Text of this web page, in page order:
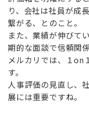
り、会社は社員が成
繋がる、とのこと。
また、業績が伸びて
期的な面談で信頼関
メルカリでは、１on
す。
人事評価の見直し、
展には重要ですね。